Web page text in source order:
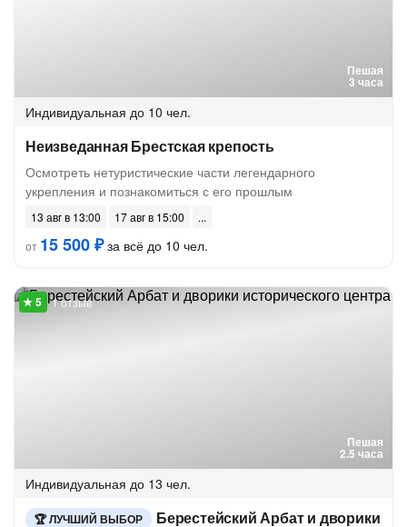
Пешая
3 часа
Индивидуальная до 10 чел.
Неизведанная Брестская крепость
Осмотреть нетуристические части легендарного
укрепления и познакомиться с его прошлым
13 авг в 13:00
17 авг в 15:00
от 15 500 ₽за всё до 10 чел.
Пешая
2.5 часа
1 отзыв
Индивидуальная до 13 чел.
ЛУЧШИЙ ВЫБОР
Берестейский Арбат и дворики